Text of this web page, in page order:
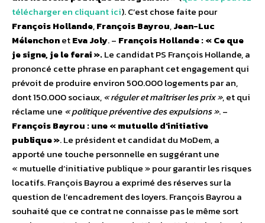
télécharger en cliquant ici). C’est chose faite pour
François Hollande,François Bayrou,Jean-Luc
MélenchonetEva Joly. – François Hollande : « Ce que
je signe, je le ferai ».Le candidat PS François Hollande, a
prononcé cette phrase en paraphant cet engagement qui
prévoit de produire environ 500.000 logements par an,
dont 150.000 sociaux,« réguler et maîtriser les prix », et qui
réclame une « politique préventive des expulsions ». –
François Bayrou : une « mutuelle d’initiative
publique ». Le président et candidat du MoDem, a
apporté une touche personnelle en suggérant une
« mutuelle d’initiative publique » pour garantir les risques
locatifs. François Bayrou a exprimé des réserves sur la
question de l’encadrement des loyers. François Bayrou a
souhaité que ce contrat ne connaisse pas le même sort